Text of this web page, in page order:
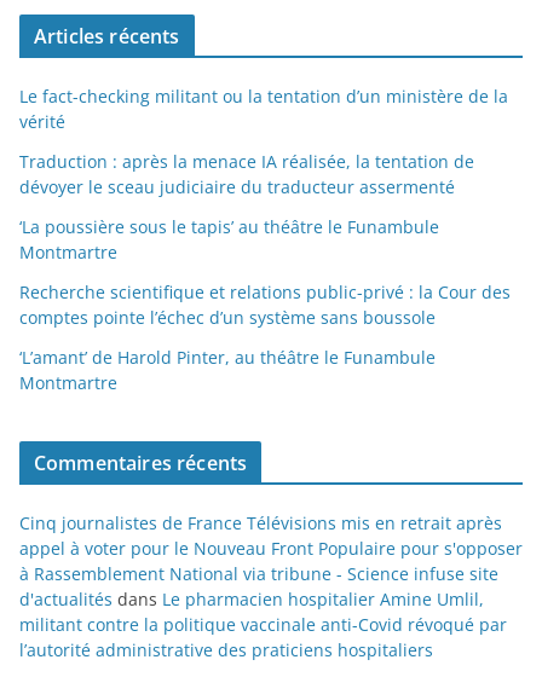
Articles récents
Le fact-checking militant ou la tentation d’un ministère de la
vérité
Traduction : après la menace IA réalisée, la tentation de
dévoyer le sceau judiciaire du traducteur assermenté
‘La poussière sous le tapis’ au théâtre le Funambule
Montmartre
Recherche scientifique et relations public-privé : la Cour des
comptes pointe l’échec d’un système sans boussole
‘L’amant’ de Harold Pinter, au théâtre le Funambule
Montmartre
Commentaires récents
Cinq journalistes de France Télévisions mis en retrait après
appel à voter pour le Nouveau Front Populaire pour s'opposer
à Rassemblement National via tribune - Science infuse site
d'actualités dans Le pharmacien hospitalier Amine Umlil,
militant contre la politique vaccinale anti-Covid révoqué par
l’autorité administrative des praticiens hospitaliers